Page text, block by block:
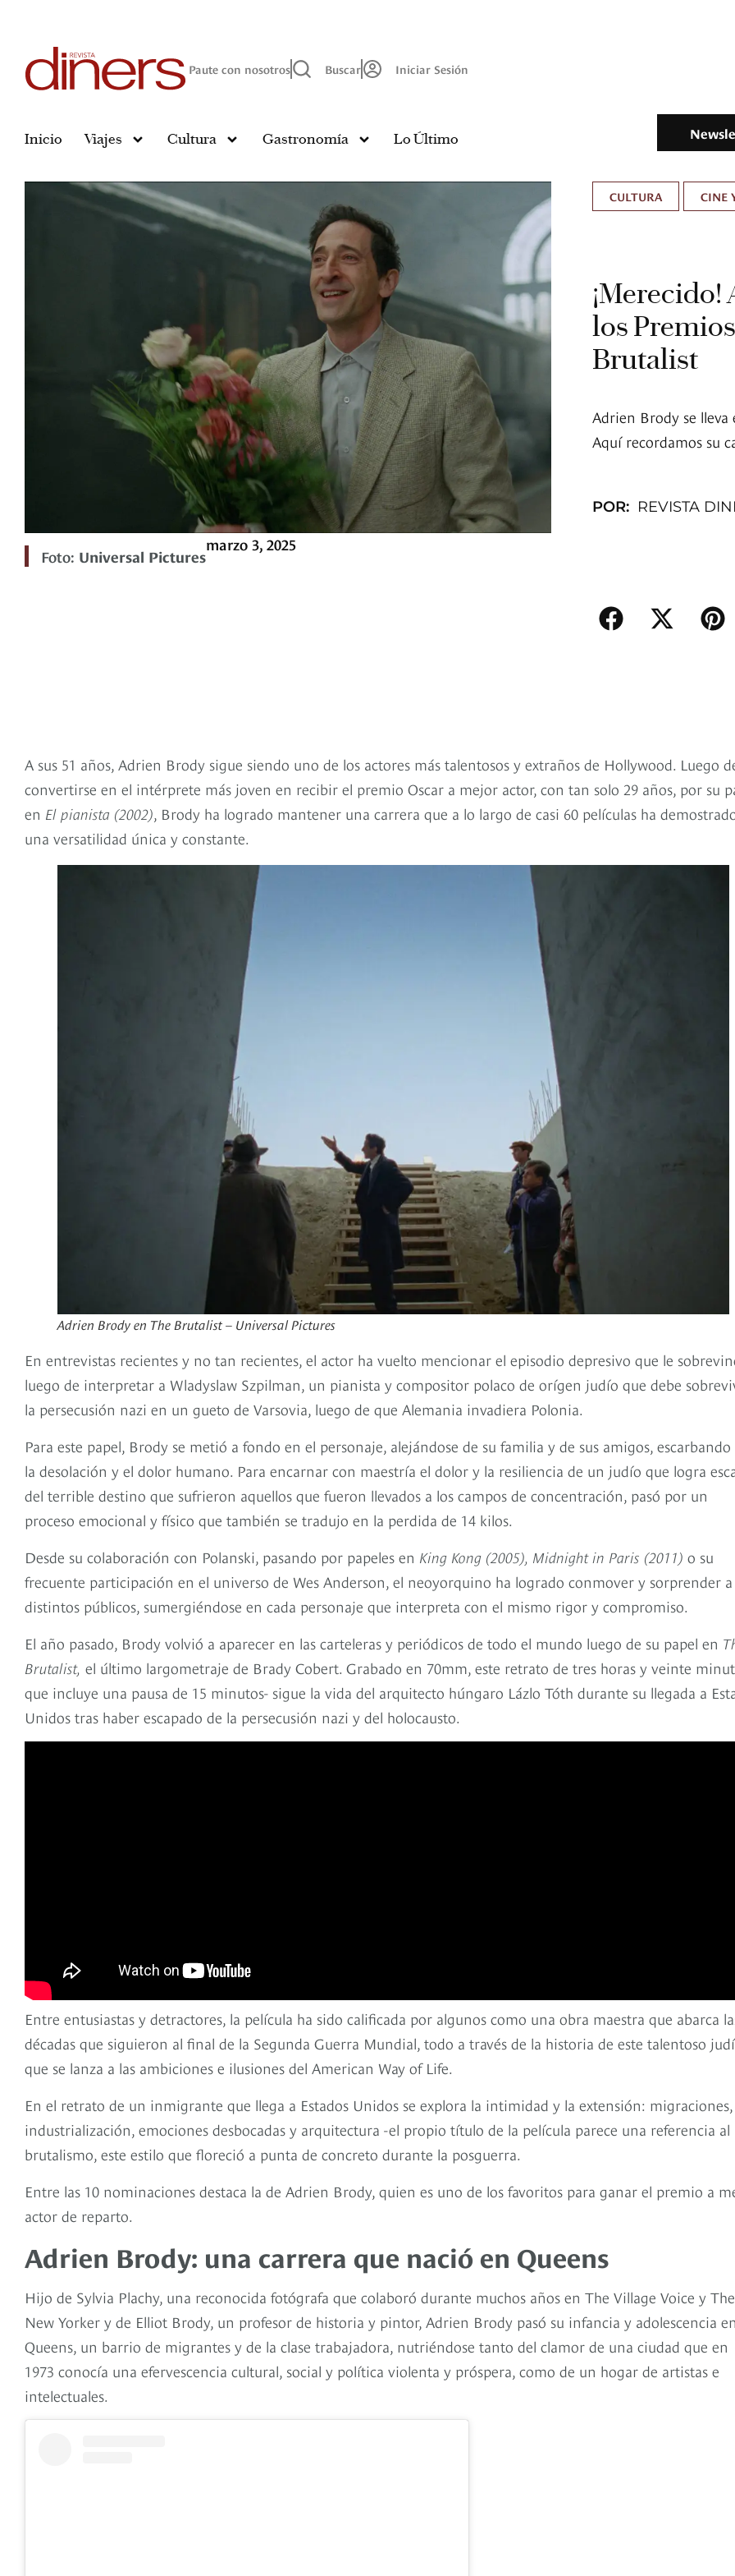
Paute con nosotros Buscar Iniciar Sesión
Inicio Viajes Cultura Gastronomía Lo Último
Foto: Universal Pictures
marzo 3, 2025
CULTURA CINE
los
Brutalist
Adrien Brody se
Aquí recordamos su
POR: REVISTA
A sus 51 años, Adrien Brody sigue siendo uno de los actores más talentosos y extraños de Hollywood. Luego
convertirse en el intérprete más joven en recibir el premio Oscar a mejor actor, con tan solo 29 años, por su
en El pianista (2002), Brody ha logrado mantener una carrera que a lo largo de casi 60 películas ha
una versatilidad única y constante.
Adrien Brody en The Brutalist – Universal Pictures
En entrevistas recientes y no tan recientes, el actor ha vuelto mencionar el episodio depresivo que le
luego de interpretar a Wladyslaw Szpilman, un pianista y compositor polaco de orígen judío que debe
la persecusión nazi en un gueto de Varsovia, luego de que Alemania invadiera Polonia.
Para este papel, Brody se metió a fondo en el personaje, alejándose de su familia y de sus amigos, escarbando
la desolación y el dolor humano. Para encarnar con maestría el dolor y la resiliencia de un judío que logra
del terrible destino que sufrieron aquellos que fueron llevados a los campos de concentración, pasó por un
proceso emocional y físico que también se tradujo en la perdida de 14 kilos.
Desde su colaboración con Polanski, pasando por papeles en King Kong (2005), Midnight in Paris (2011) o su
frecuente participación en el universo de Wes Anderson, el neoyorquino ha logrado conmover y sorprender a
distintos públicos, sumergiéndose en cada personaje que interpreta con el mismo rigor y compromiso.
El año pasado, Brody volvió a aparecer en las carteleras y periódicos de todo el mundo luego de su papel en
Brutalist, el último largometraje de Brady Cobert. Grabado en 70mm, este retrato de tres horas y veinte
que incluye una pausa de 15 minutos- sigue la vida del arquitecto húngaro Lázlo Tóth durante su llegada a
Unidos tras haber escapado de la persecusión nazi y del holocausto.
Entre entusiastas y detractores, la película ha sido calificada por algunos como una obra maestra que abarca
décadas que siguieron al final de la Segunda Guerra Mundial, todo a través de la historia de este talentoso
que se lanza a las ambiciones e ilusiones del American Way of Life.
En el retrato de un inmigrante que llega a Estados Unidos se explora la intimidad y la extensión: migraciones,
industrialización, emociones desbocadas y arquitectura -el propio título de la película parece una referencia al
brutalismo, este estilo que floreció a punta de concreto durante la posguerra.
Entre las 10 nominaciones destaca la de Adrien Brody, quien es uno de los favoritos para ganar el premio a
actor de reparto.
Adrien Brody: una carrera que nació en Queens
Hijo de Sylvia Plachy, una reconocida fotógrafa que colaboró durante muchos años en The Village Voice y The
New Yorker y de Elliot Brody, un profesor de historia y pintor, Adrien Brody pasó su infancia y adolescencia en
Queens, un barrio de migrantes y de la clase trabajadora, nutriéndose tanto del clamor de una ciudad que en
1973 conocía una efervescencia cultural, social y política violenta y próspera, como de un hogar de artistas e
intelectuales.